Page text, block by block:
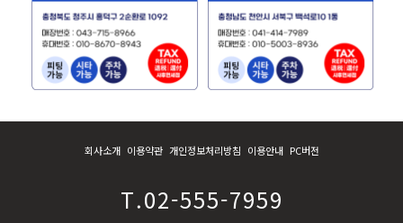
회사소개 이용약관 개인정보처리방침 이용안내 PC버전
T.02-555-7959